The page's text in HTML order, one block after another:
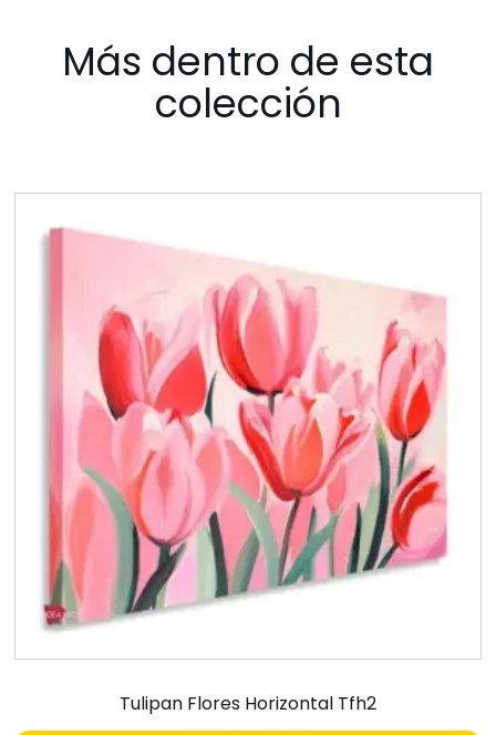
Más dentro de esta
colección
Tulipan Flores Horizontal Tfh2